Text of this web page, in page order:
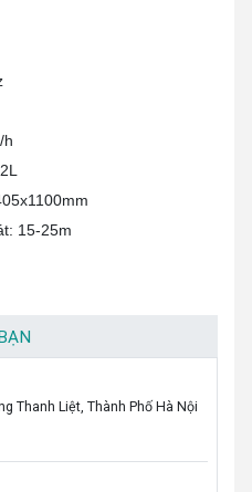
h
15-25m
Thanh Liệt, Thành Phố Hà Nội